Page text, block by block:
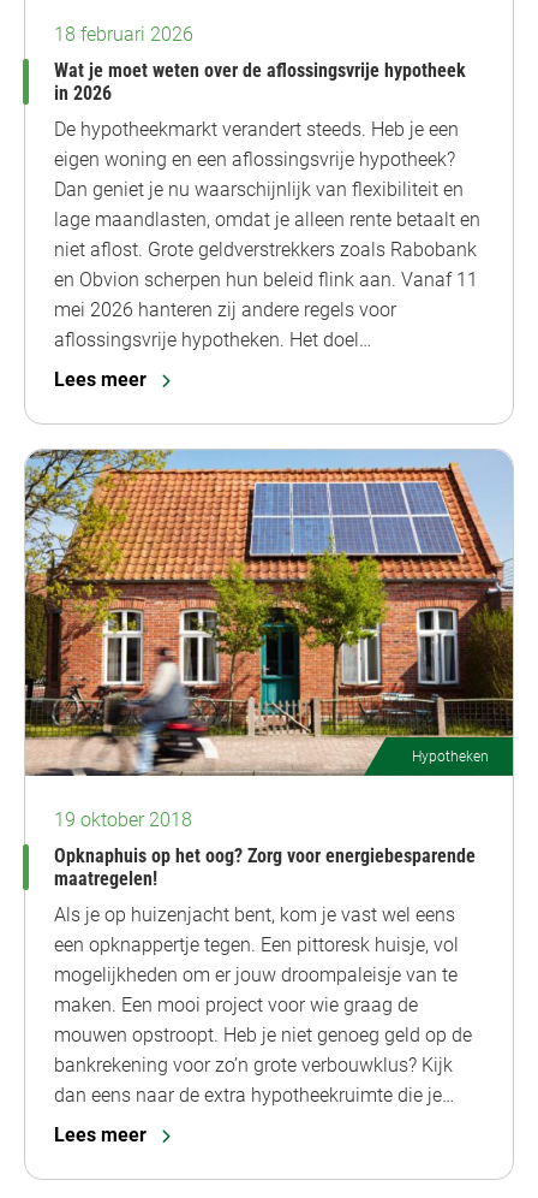
18 februari 2026
Wat je moet weten over de aflossingsvrije hypotheek
in 2026
De hypotheekmarkt verandert steeds. Heb je een
eigen woning en een aflossingsvrije hypotheek?
Dan geniet je nu waarschijnlijk van flexibiliteit en
lage maandlasten, omdat je alleen rente betaalt en
niet aflost. Grote geldverstrekkers zoals Rabobank
en Obvion scherpen hun beleid flink aan. Vanaf 11
mei 2026 hanteren zij andere regels voor
aflossingsvrije hypotheken. Het doel…
Lees meer
Hypotheken
19 oktober 2018
Opknaphuis op het oog? Zorg voor energiebesparende
maatregelen!
Als je op huizenjacht bent, kom je vast wel eens
een opknappertje tegen. Een pittoresk huisje, vol
mogelijkheden om er jouw droompaleisje van te
maken. Een mooi project voor wie graag de
mouwen opstroopt. Heb je niet genoeg geld op de
bankrekening voor zo’n grote verbouwklus? Kijk
dan eens naar de extra hypotheekruimte die je…
Lees meer